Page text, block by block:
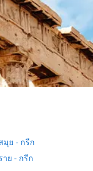
มุย - กรีก
าย - กรีก